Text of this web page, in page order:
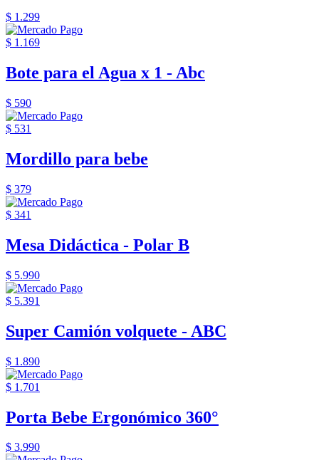
$ 1.299
$ 1.169
Bote para el Agua x 1 - Abc
$ 590
$ 531
Mordillo para bebe
$ 379
$ 341
Mesa Didáctica - Polar B
$ 5.990
$ 5.391
Super Camión volquete - ABC
$ 1.890
$ 1.701
Porta Bebe Ergonómico 360°
$ 3.990